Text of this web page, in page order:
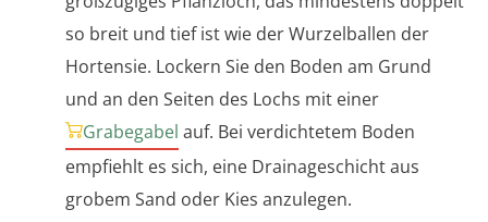
so breit und tief ist wie der Wurzelballen der
Hortensie. Lockern Sie den Boden am Grund
und an den Seiten des Lochs mit einer
Grabegabel auf. Bei verdichtetem Boden
empfiehlt es sich, eine Drainageschicht aus
grobem Sand oder Kies anzulegen.